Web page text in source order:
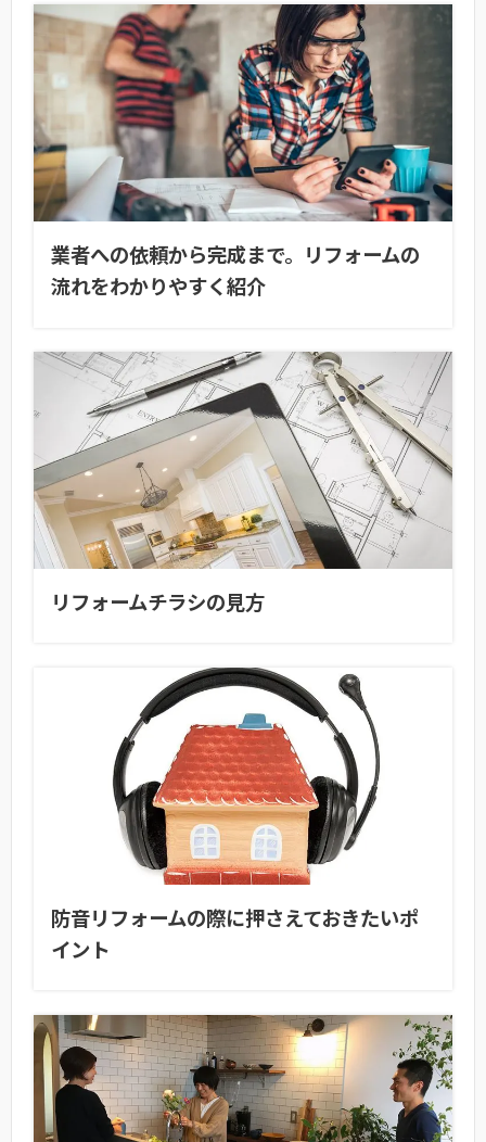
業者への依頼から完成まで。リフォームの
流れをわかりやすく紹介
リフォームチラシの見方
防音リフォームの際に押さえておきたいポ
イント